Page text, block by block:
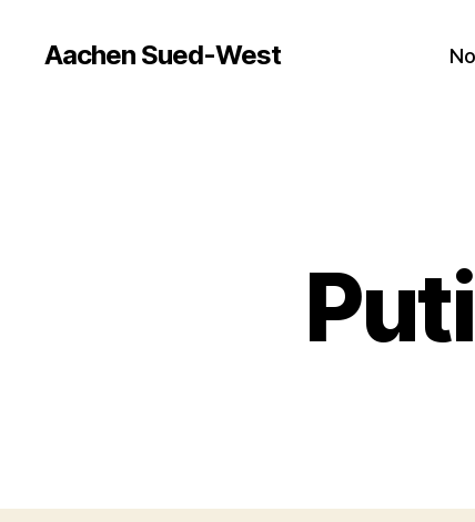
Aachen Sued-West